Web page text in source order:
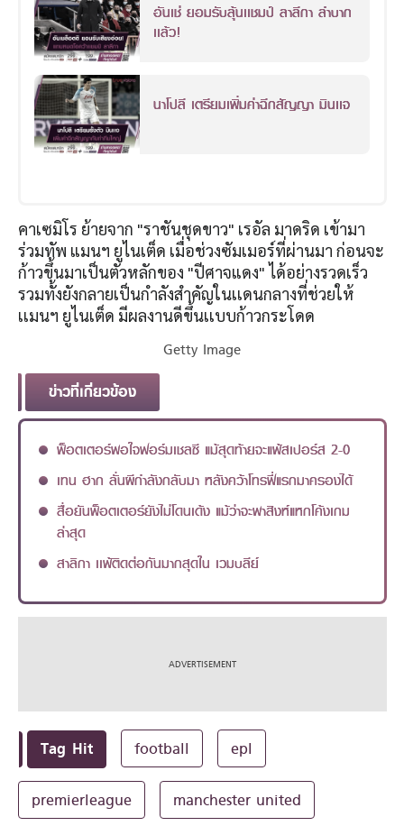
อันเช่ ยอมรับลุ้นเเชมป์ ลาลีกา ลำบาก
เเล้ว!
นาโปลี เตรียมเพิ่มค่าฉีกสัญญา มินเเจ
คาเซมิโร ย้ายจาก "ราชันชุดขาว" เรอัล มาดริด เข้ามา
ร่วมทัพ แมนฯ ยูไนเต็ด เมื่อช่วงซัมเมอร์ที่ผ่านมา ก่อนจะ
ก้าวขึ้นมาเป็นตัวหลักของ "ปีศาจแดง" ได้อย่างรวดเร็ว
รวมทั้งยังกลายเป็นกำลังสำคัญในเเดนกลางที่ช่วยให้
เเมนฯ ยูไนเต็ด มีผลงานดีขึ้นเเบบก้าวกระโดด
Getty Image
ข่าวที่เกี่ยวข้อง
พ็อตเตอร์พอใจฟอร์มเชลซี แม้สุดท้ายจะแพ้สเปอร์ส 2-0
เทน ฮาก ลั่นผีกำลังกลับมา หลังคว้าโทรฟี่แรกมาครองได้
สื่อยันพ็อตเตอร์ยังไม่โดนเด้ง แม้ว่าจะพาสิงห์แหกโค้งเกม
ล่าสุด
สาลิกา เเพ้ติดต่อกันมากสุดใน เวมบลีย์
Tag Hit football epl
premierleague manchester united